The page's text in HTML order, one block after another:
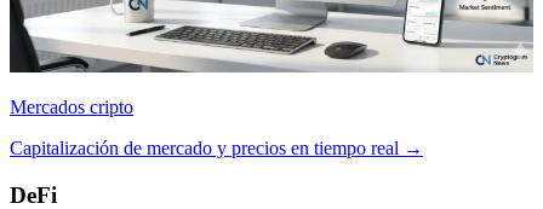
Mercados cripto
Capitalización de mercado y precios en tiempo real →
DeFi